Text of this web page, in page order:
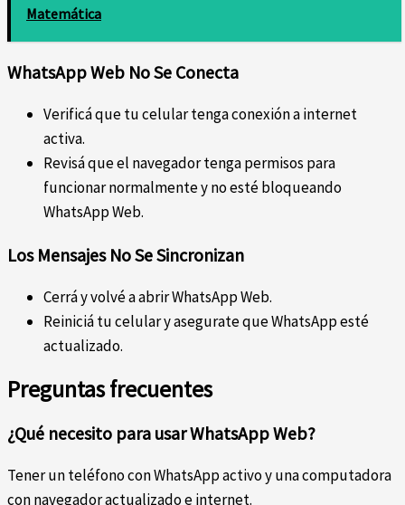
Matemática
WhatsApp Web No Se Conecta
Verificá que tu celular tenga conexión a internet
activa.
Revisá que el navegador tenga permisos para
funcionar normalmente y no esté bloqueando
WhatsApp Web.
Los Mensajes No Se Sincronizan
Cerrá y volvé a abrir WhatsApp Web.
Reiniciá tu celular y asegurate que WhatsApp esté
actualizado.
Preguntas frecuentes
¿Qué necesito para usar WhatsApp Web?
Tener un teléfono con WhatsApp activo y una computadora
con navegador actualizado e internet.